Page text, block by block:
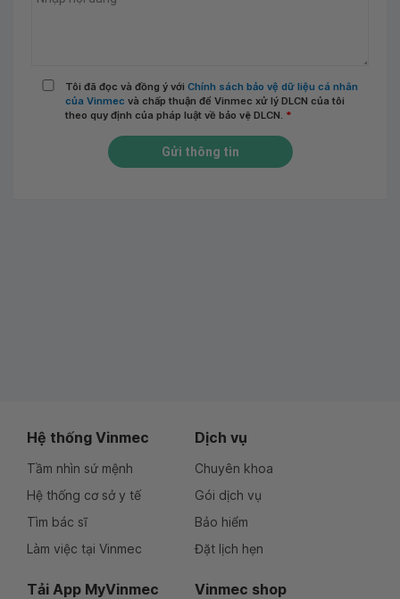
Tôi đã đọc và đồng ý với Chính sách bảo vệ dữ liệu cá nhân
của Vinmec và chấp thuận để Vinmec xử lý DLCN của tôi
theo quy định của pháp luật về bảo vệ DLCN. *
Gửi thông tin
Hệ thống Vinmec
Tầm nhìn sứ mệnh
Hệ thống cơ sở y tế
Tìm bác sĩ
Làm việc tại Vinmec
Dịch vụ
Chuyên khoa
Gói dịch vụ
Bảo hiểm
Đặt lịch hẹn
Tải App MyVinmec Vinmec shop